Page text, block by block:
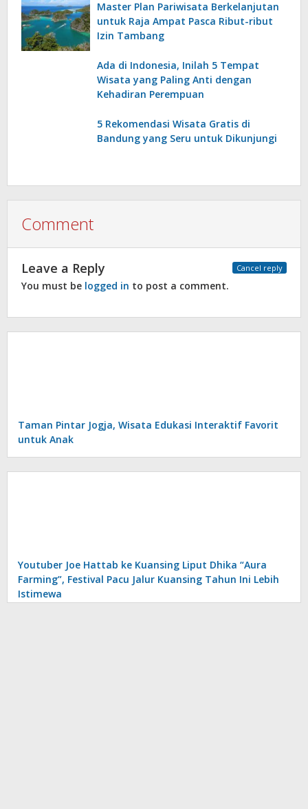
Master Plan Pariwisata Berkelanjutan
untuk Raja Ampat Pasca Ribut-ribut
Izin Tambang
Ada di Indonesia, Inilah 5 Tempat
Wisata yang Paling Anti dengan
Kehadiran Perempuan
5 Rekomendasi Wisata Gratis di
Bandung yang Seru untuk Dikunjungi
Comment
Leave a Reply Cancel reply
You must be logged in to post a comment.
Taman Pintar Jogja, Wisata Edukasi Interaktif Favorit
untuk Anak
Youtuber Joe Hattab ke Kuansing Liput Dhika “Aura
Farming”, Festival Pacu Jalur Kuansing Tahun Ini Lebih
Istimewa